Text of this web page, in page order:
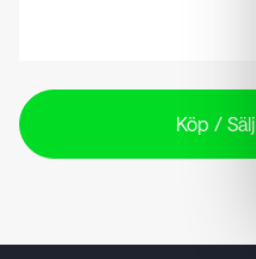
Köp / Sälj